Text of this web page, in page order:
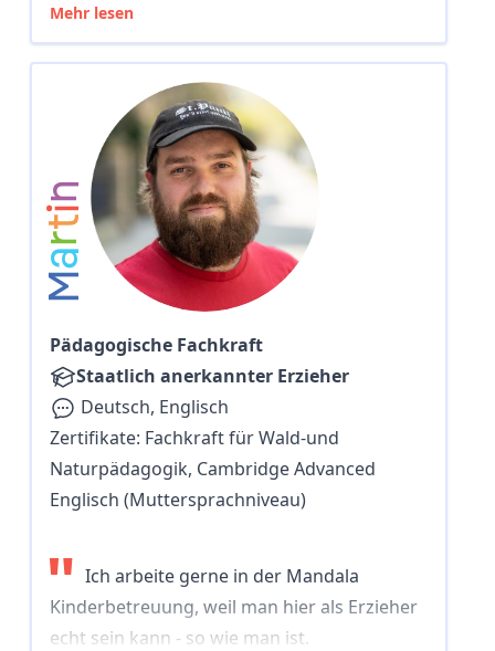
Mehr lesen
M
a
r
t
i
n
Pädagogische Fachkraft
Staatlich anerkannter Erzieher
Deutsch, Englisch
Zertifikate: Fachkraft für Wald-und
Naturpädagogik, Cambridge Advanced
Englisch (Muttersprachniveau)
" Ich arbeite gerne in der Mandala
Kinderbetreuung, weil man hier als Erzieher
echt sein kann - so wie man ist.